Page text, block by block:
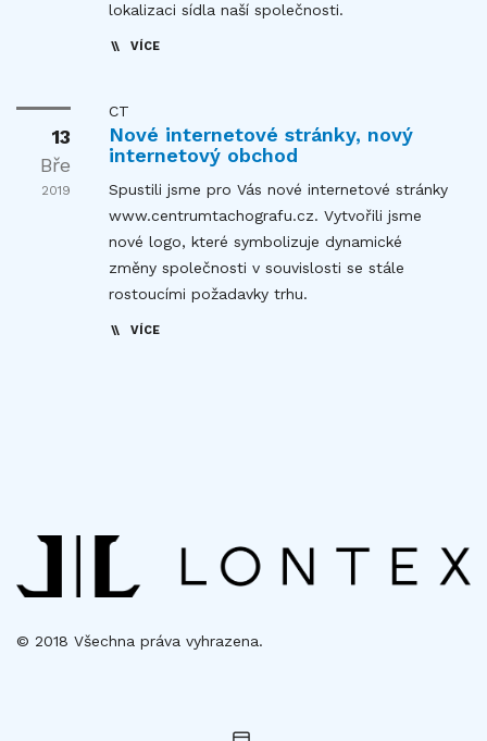
lokalizaci sídla naší společnosti.
VÍCE
13
Bře
2019
CT
Nové internetové stránky, nový
internetový obchod
Spustili jsme pro Vás nové internetové stránky
www.centrumtachografu.cz. Vytvořili jsme
nové logo, které symbolizuje dynamické
změny společnosti v souvislosti se stále
rostoucími požadavky trhu.
VÍCE
© 2018 Všechna práva vyhrazena.